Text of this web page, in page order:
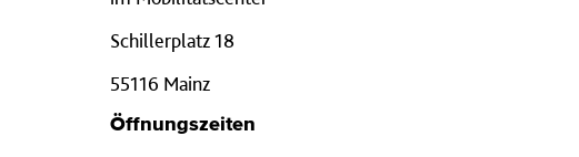
Schillerplatz 18
55116 Mainz
Öffnungszeiten